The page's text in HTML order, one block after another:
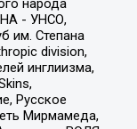
народа
- УНСО,
им. Степана
division,
инглиизма,
Русское
Мирмамеда,